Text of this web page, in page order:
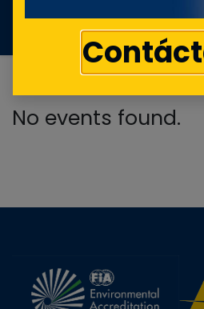
No events found.